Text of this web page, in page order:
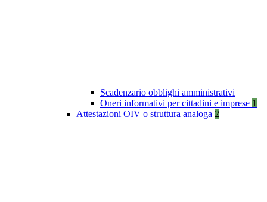
Scadenzario obblighi amministrativi
Oneri informativi per cittadini e imprese 1
Attestazioni OIV o struttura analoga 2